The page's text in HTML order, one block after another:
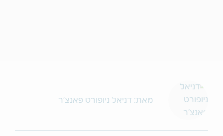
מאת: דניאל ניופורט פאנצ'ר